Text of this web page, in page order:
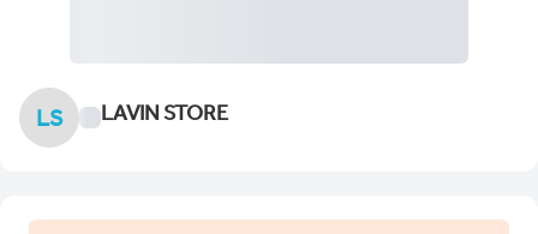
LS LAVIN STORE